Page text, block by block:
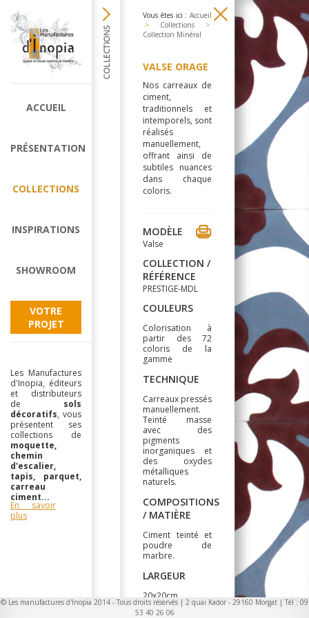
ACCUEIL
PRÉSENTATION
COLLECTIONS
INSPIRATIONS
SHOWROOM
VOTRE
PROJET
Les Manufactures
d'Inopia, éditeurs
et distributeurs
de sols
décoratifs, vous
présentent ses
collections de
moquette,
chemin
d'escalier,
tapis, parquet,
carreau
ciment...
En savoir
plus
Vous êtes ici : Accueil
>
Collections
>
Collection Minéral
VALSE ORAGE
Nos carreaux de
ciment,
traditionnels et
intemporels, sont
réalisés
manuellement,
offrant ainsi de
subtiles nuances
dans chaque
coloris.
MODÈLE
Valse
COLLECTION /
RÉFÉRENCE
PRESTIGE-MDL
COULEURS
Colorisation à
partir des 72
coloris de la
gamme
TECHNIQUE
Carreaux pressés
manuellement.
Teinté masse
avec des
pigments
inorganiques et
des oxydes
métalliques
naturels.
COMPOSITIONS
/ MATIÈRE
Ciment teinté et
poudre de
marbre.
LARGEUR
20x20cm
© Les manufactures d'Inopia 2014 - Tous droits réservés | 2 quai Kador - 29160 Morgat | Tél : 09
53 40 26 06